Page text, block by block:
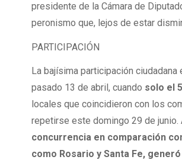
presidente de la Cámara de
peronismo que, lejos de estar
PARTICIPACIÓN
La bajísima participación
pasado 13 de abril, cuando solo el
locales que coincidieron con los
repetirse este domingo 29 de
concurrencia en comparación
como Rosario y Santa Fe,